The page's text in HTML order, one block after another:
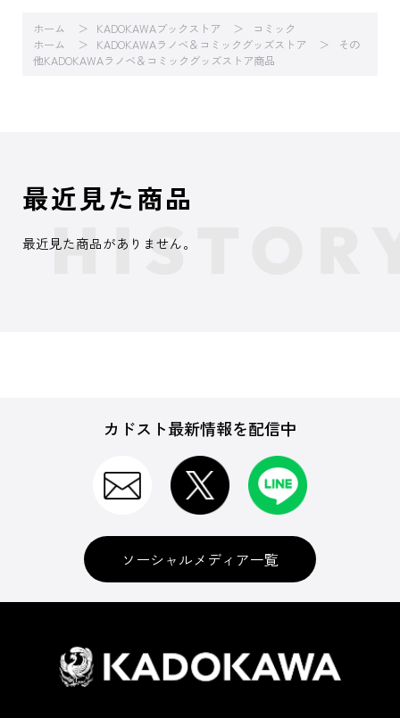
ホーム KADOKAWAブックストア
コミック
ホーム
KADOKAWAラノベ＆コミックグッズストア
その
他KADOKAWAラノベ＆コミックグッズストア商品
最近見た商品
最近見た商品がありません。
カドスト最新情報を配信中
ソーシャルメディア一覧